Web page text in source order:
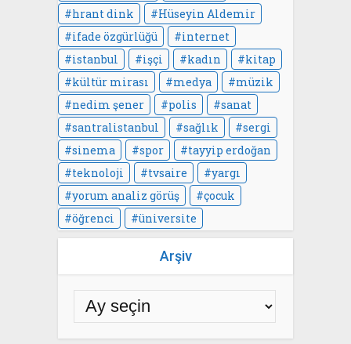
hrant dink
Hüseyin Aldemir
ifade özgürlüğü
internet
istanbul
işçi kadın
kitap
kültür mirası
medya
müzik
nedim şener
polis
sanat
santralistanbul
sağlık
sergi
sinema
spor
tayyip erdoğan
teknoloji
tvsaire
yargı
yorum analiz görüş
çocuk
öğrenci
üniversite
Arşiv